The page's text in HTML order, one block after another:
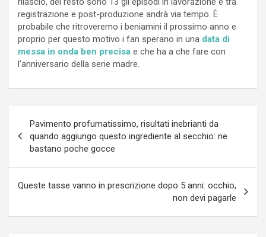
registrazione e post-produzione andrà via tempo. È
probabile che ritroveremo i beniamini il prossimo anno e
proprio per questo motivo i fan sperano in una data di
messa in onda ben precisa e che ha a che fare con
l’anniversario della serie madre.
articoli
Pavimento profumatissimo, risultati inebrianti da
quando aggiungo questo ingrediente al secchio: ne
bastano poche gocce
Queste tasse vanno in prescrizione dopo 5 anni: occhio,
non devi pagarle